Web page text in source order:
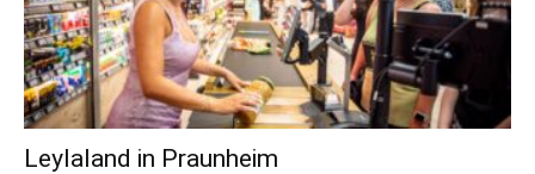
Leylaland in Praunheim